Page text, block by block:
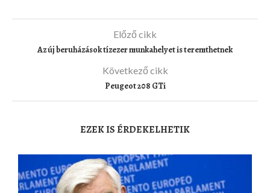
Előző cikk
Az új beruházások tízezer munkahelyet is teremthetnek
Következő cikk
Peugeot 208 GTi
EZEK IS ÉRDEKELHETIK